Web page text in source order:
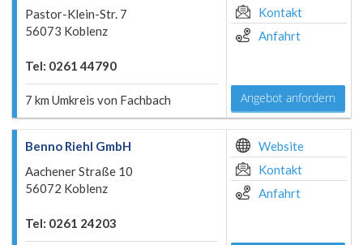
Pastor-Klein-Str. 7
56073 Koblenz
Tel: 0261 44790
7 km Umkreis von Fachbach
Kontakt
Anfahrt
Angebot anfordern
Benno Riehl GmbH
Aachener Straße 10
56072 Koblenz
Tel: 0261 24203
Website
Kontakt
Anfahrt